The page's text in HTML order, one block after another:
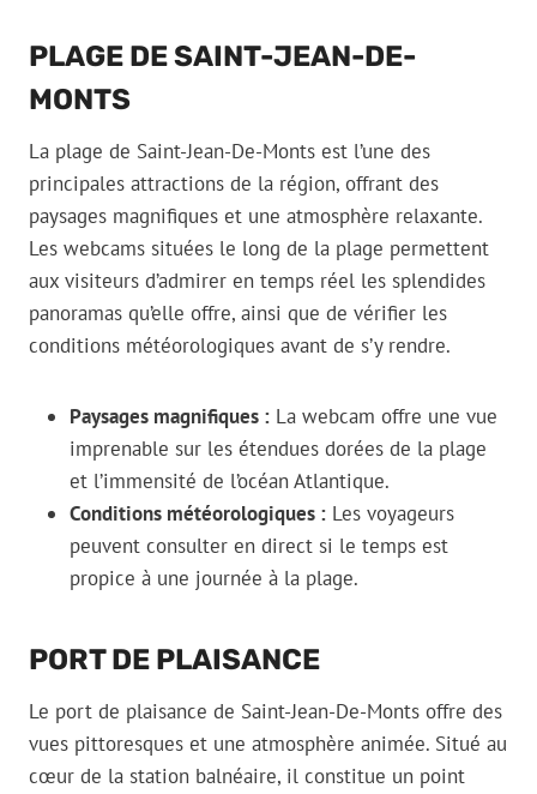
PLAGE DE SAINT-JEAN-DE-
MONTS
La plage de Saint-Jean-De-Monts est l’une des
principales attractions de la région, offrant des
paysages magnifiques et une atmosphère relaxante.
Les webcams situées le long de la plage permettent
aux visiteurs d’admirer en temps réel les splendides
panoramas qu’elle offre, ainsi que de vérifier les
conditions météorologiques avant de s’y rendre.
Paysages magnifiques : La webcam offre une vue
imprenable sur les étendues dorées de la plage
et l’immensité de l’océan Atlantique.
Conditions météorologiques : Les voyageurs
peuvent consulter en direct si le temps est
propice à une journée à la plage.
PORT DE PLAISANCE
Le port de plaisance de Saint-Jean-De-Monts offre des
vues pittoresques et une atmosphère animée. Situé au
cœur de la station balnéaire, il constitue un point